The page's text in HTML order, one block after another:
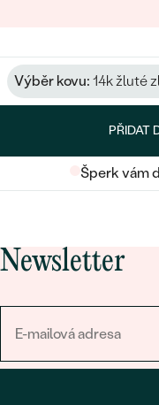
Výběr kovu: 14k žluté
PŘIDAT
Šperk vám
Newsletter